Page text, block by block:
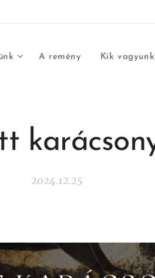
A remény Kik
2024.12.25